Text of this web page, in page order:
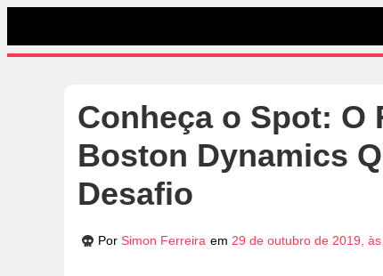
Conheça o Spot: O
Boston Dynamics
Desafio
Por Simon Ferreira em 29 de outubro de 2019,